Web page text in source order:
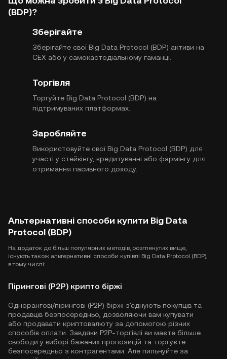
(BDP)?
Зберігайте
Зберігайте свої Big Data Protocol (BDP) активи на
CEX або у самокастодіальному гаманці.
Торгівля
Торгуйте Big Data Protocol (BDP) на
підтримуваних платформах.
Заробляйте
Використовуйте свої Big Data Protocol (BDP) для
участі у стейкінгу, кредитуванні або фармінгу для
отримання пасивного доходу.
Альтернативні способи купити Big Data
Protocol (BDP)
На додаток до більш популярних методів, розглянутих вище,
існують також альтернативні способи купівлі Big Data Protocol (BDP),
в тому числі:
Пірингові (P2P) крипто біржі
Однорангові/пірингові (P2P) біржі з'єднують покупців та
продавців безпосередньо, дозволяючи вам купувати
або продавати криптовалюту за допомогою різних
способів оплати. Завдяки P2P-торгівлі ви маєте більше
свободи у виборі бажаних пропозицій та торгуєте
безпосередньо з контрагентами. Але пильнуйте за